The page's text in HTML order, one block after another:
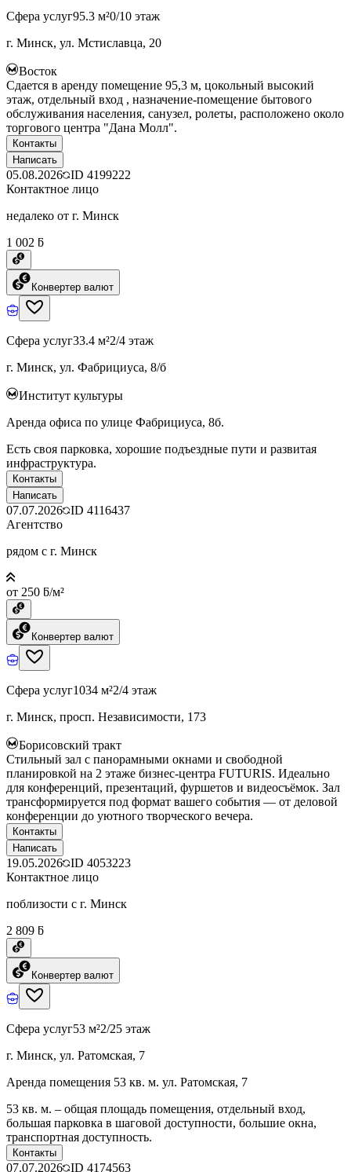
Сфера услуг95.3 м²0/10 этаж
г. Минск, ул. Мстиславца, 20
Восток
Сдается в аренду помещение 95,3 м, цокольный высокий
этаж, отдельный вход , назначение-помещение бытового
обслуживания населения, санузел, ролеты, расположено около
торгового центра "Дана Молл".
Контакты
Написать
05.08.2026 ID 4199222
Контактное лицо
недалеко от г. Минск
1 002 ƃ
Конвертер валют
Сфера услуг33.4 м²2/4 этаж
г. Минск, ул. Фабрициуса, 8/б
Институт культуры
Аренда офиса по улице Фабрициуса, 8б.
Есть своя парковка, хорошие подъездные пути и развитая
инфраструктура.
Контакты
Написать
07.07.2026 ID 4116437
Агентство
рядом с г. Минск
от 250 ƃ/м²
Конвертер валют
Сфера услуг1034 м²2/4 этаж
г. Минск, просп. Независимости, 173
Борисовский тракт
Стильный зал с панорамными окнами и свободной
планировкой на 2 этаже бизнес-центра FUTURIS. Идеально
для конференций, презентаций, фуршетов и видеосъёмок. Зал
трансформируется под формат вашего события — от деловой
конференции до уютного творческого вечера.
Контакты
Написать
19.05.2026 ID 4053223
Контактное лицо
поблизости с г. Минск
2 809 ƃ
Конвертер валют
Сфера услуг53 м²2/25 этаж
г. Минск, ул. Ратомская, 7
Аренда помещения 53 кв. м. ул. Ратомская, 7
53 кв. м. – общая площадь помещения, отдельный вход,
большая парковка в шаговой доступности, большие окна,
транспортная доступность.
Контакты
07.07.2026 ID 4174563